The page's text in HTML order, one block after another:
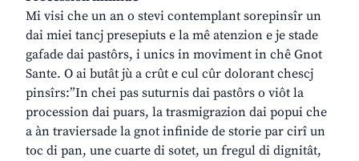
Mi visi che un an o stevi contemplant sorepinsîr un
dai miei tancj presepiuts e la mê atenzion e je stade
gafade dai pastôrs, i unics in moviment in chê Gnot
Sante. O ai butât jù a crût e cul cûr dolorant chescj
pinsîrs:”In chei pas suturnis dai pastôrs o viôt la
procession dai puars, la trasmigrazion dai popui che
a àn traviersade la gnot infinide de storie par cirî un
toc di pan, une cuarte di sotet, un fregul di dignitât,